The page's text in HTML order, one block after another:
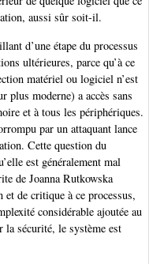
aussi sûr soit-il.
d’une étape du processus
ultérieures, parce qu’à ce
matériel ou logiciel n’est
plus moderne) a accès sans
et à tous les périphériques.
par un attaquant lance
Cette question du
est généralement mal
de Joanna Rutkowska
et de critique à ce processus,
considérable ajoutée au
la sécurité, le système est